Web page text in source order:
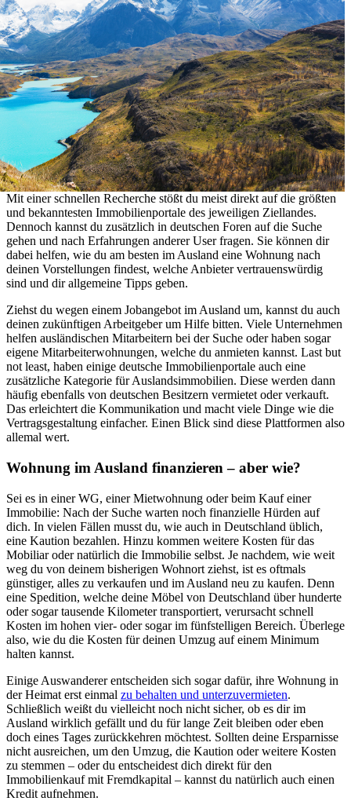
Mit einer schnellen Recherche stößt du meist direkt auf die größten
und bekanntesten Immobilienportale des jeweiligen Ziellandes.
Dennoch kannst du zusätzlich in deutschen Foren auf die Suche
gehen und nach Erfahrungen anderer User fragen. Sie können dir
dabei helfen, wie du am besten im Ausland eine Wohnung nach
deinen Vorstellungen findest, welche Anbieter vertrauenswürdig
sind und dir allgemeine Tipps geben.
Ziehst du wegen einem Jobangebot im Ausland um, kannst du auch
deinen zukünftigen Arbeitgeber um Hilfe bitten. Viele Unternehmen
helfen ausländischen Mitarbeitern bei der Suche oder haben sogar
eigene Mitarbeiterwohnungen, welche du anmieten kannst. Last but
not least, haben einige deutsche Immobilienportale auch eine
zusätzliche Kategorie für Auslandsimmobilien. Diese werden dann
häufig ebenfalls von deutschen Besitzern vermietet oder verkauft.
Das erleichtert die Kommunikation und macht viele Dinge wie die
Vertragsgestaltung einfacher. Einen Blick sind diese Plattformen also
allemal wert.
Wohnung im Ausland finanzieren – aber wie?
Sei es in einer WG, einer Mietwohnung oder beim Kauf einer
Immobilie: Nach der Suche warten noch finanzielle Hürden auf
dich. In vielen Fällen musst du, wie auch in Deutschland üblich,
eine Kaution bezahlen. Hinzu kommen weitere Kosten für das
Mobiliar oder natürlich die Immobilie selbst. Je nachdem, wie weit
weg du von deinem bisherigen Wohnort ziehst, ist es oftmals
günstiger, alles zu verkaufen und im Ausland neu zu kaufen. Denn
eine Spedition, welche deine Möbel von Deutschland über hunderte
oder sogar tausende Kilometer transportiert, verursacht schnell
Kosten im hohen vier- oder sogar im fünfstelligen Bereich. Überlege
also, wie du die Kosten für deinen Umzug auf einem Minimum
halten kannst.
Einige Auswanderer entscheiden sich sogar dafür, ihre Wohnung in
der Heimat erst einmal zu behalten und unterzuvermieten.
Schließlich weißt du vielleicht noch nicht sicher, ob es dir im
Ausland wirklich gefällt und du für lange Zeit bleiben oder eben
doch eines Tages zurückkehren möchtest. Sollten deine Ersparnisse
nicht ausreichen, um den Umzug, die Kaution oder weitere Kosten
zu stemmen – oder du entscheidest dich direkt für den
Immobilienkauf mit Fremdkapital – kannst du natürlich auch einen
Kredit aufnehmen.